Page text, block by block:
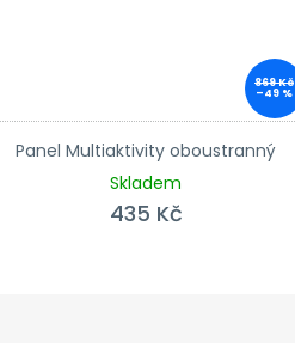
869 Kč
–49 %
Panel Multiaktivity oboustranný
Skladem
435 Kč